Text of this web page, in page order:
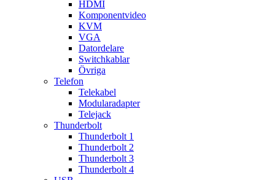
HDMI
Komponentvideo
KVM
VGA
Datordelare
Switchkablar
Övriga
Telefon
Telekabel
Modularadapter
Telejack
Thunderbolt
Thunderbolt 1
Thunderbolt 2
Thunderbolt 3
Thunderbolt 4